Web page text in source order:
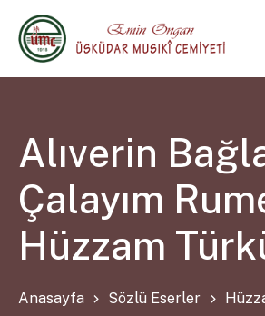
Alıverin
Çalayım
Hüzzam
Anasayfa Sözlü Eserler